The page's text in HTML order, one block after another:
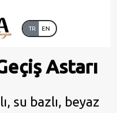
TR EN
Astarı
su bazlı, beyaz